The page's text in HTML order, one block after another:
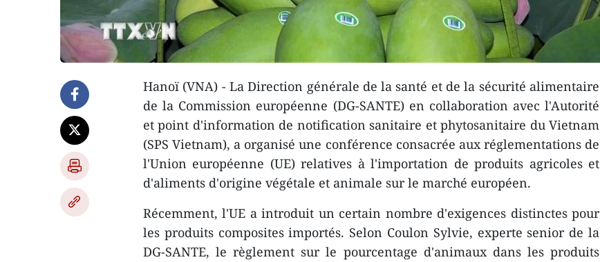
Hanoï (VNA) - La Direction générale de la santé et de la sécurité alimentaire
de la Commission européenne (DG-SANTE) en collaboration avec l'Autorité
et point d'information de notification sanitaire et phytosanitaire du Vietnam
(SPS Vietnam), a organisé une conférence consacrée aux réglementations de
l'Union européenne (UE) relatives à l'importation de produits agricoles et
d'aliments d'origine végétale et animale sur le marché européen.
Récemment, l'UE a introduit un certain nombre d'exigences distinctes pour
les produits composites importés. Selon Coulon Sylvie, experte senior de la
DG-SANTE, le règlement sur le pourcentage d'animaux dans les produits